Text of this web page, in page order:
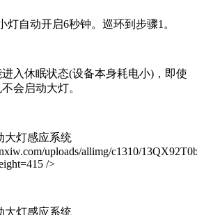
自动开启6秒钟。巡环到步骤1。
休眠状态(设备本身耗电小)，即使
会启动大灯。
大灯感应系统
uploads/allimg/c1310/
/>
大灯感应系统